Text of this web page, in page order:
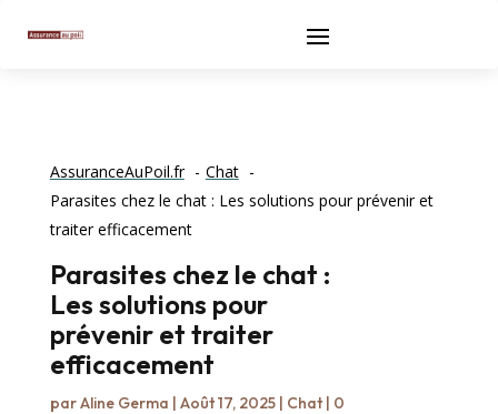
AssuranceAuPoil.fr
Chat
Parasites chez le chat : Les solutions pour prévenir et
traiter efficacement
Parasites chez le chat :
Les solutions pour
prévenir et traiter
efficacement
parAline Germa | Août 17, 2025| Chat| 0